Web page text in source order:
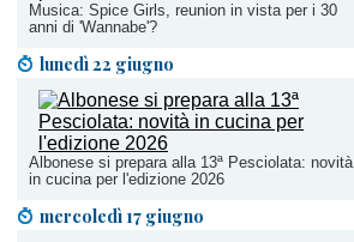
Musica: Spice Girls, reunion in vista per i 30
anni di 'Wannabe'?
lunedì 22 giugno
Albonese si prepara alla 13ª Pesciolata: novità
in cucina per l'edizione 2026
mercoledì 17 giugno